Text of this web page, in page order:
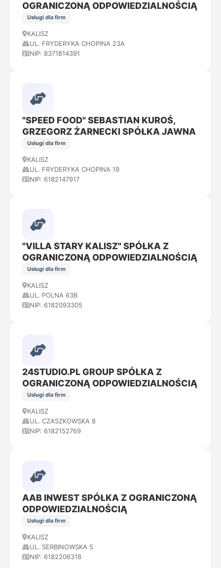
OGRANICZONĄ ODPOWIEDZIALNOŚCIĄ
Usługi dla firm
KALISZ
UL. FRYDERYKA CHOPINA 23A
NIP: 8371814391
"SPEED FOOD" SEBASTIAN KUROŚ,
GRZEGORZ ŻARNECKI SPÓŁKA JAWNA
Usługi dla firm
KALISZ
UL. FRYDERYKA CHOPINA 19
NIP: 6182147917
"VILLA STARY KALISZ" SPÓŁKA Z
OGRANICZONĄ ODPOWIEDZIALNOŚCIĄ
Usługi dla firm
KALISZ
UL. POLNA 63B
NIP: 6182093305
24STUDIO.PL GROUP SPÓŁKA Z
OGRANICZONĄ ODPOWIEDZIALNOŚCIĄ
Usługi dla firm
KALISZ
UL. CZASZKOWSKA 8
NIP: 6182152769
AAB INWEST SPÓŁKA Z OGRANICZONĄ
ODPOWIEDZIALNOŚCIĄ
Usługi dla firm
KALISZ
UL. SERBINOWSKA 5
NIP: 6182206318